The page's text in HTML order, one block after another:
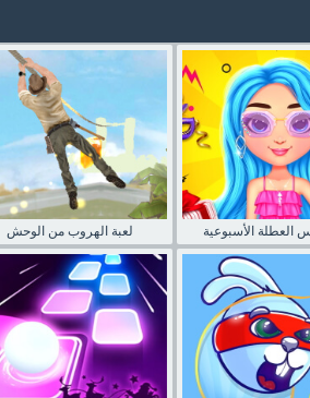
لعبة الهروب من الوحش العطلة الأسبوعية